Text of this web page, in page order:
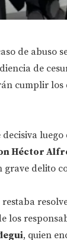
de abuso
de
cumplir
Héctor
delito
los
, quien